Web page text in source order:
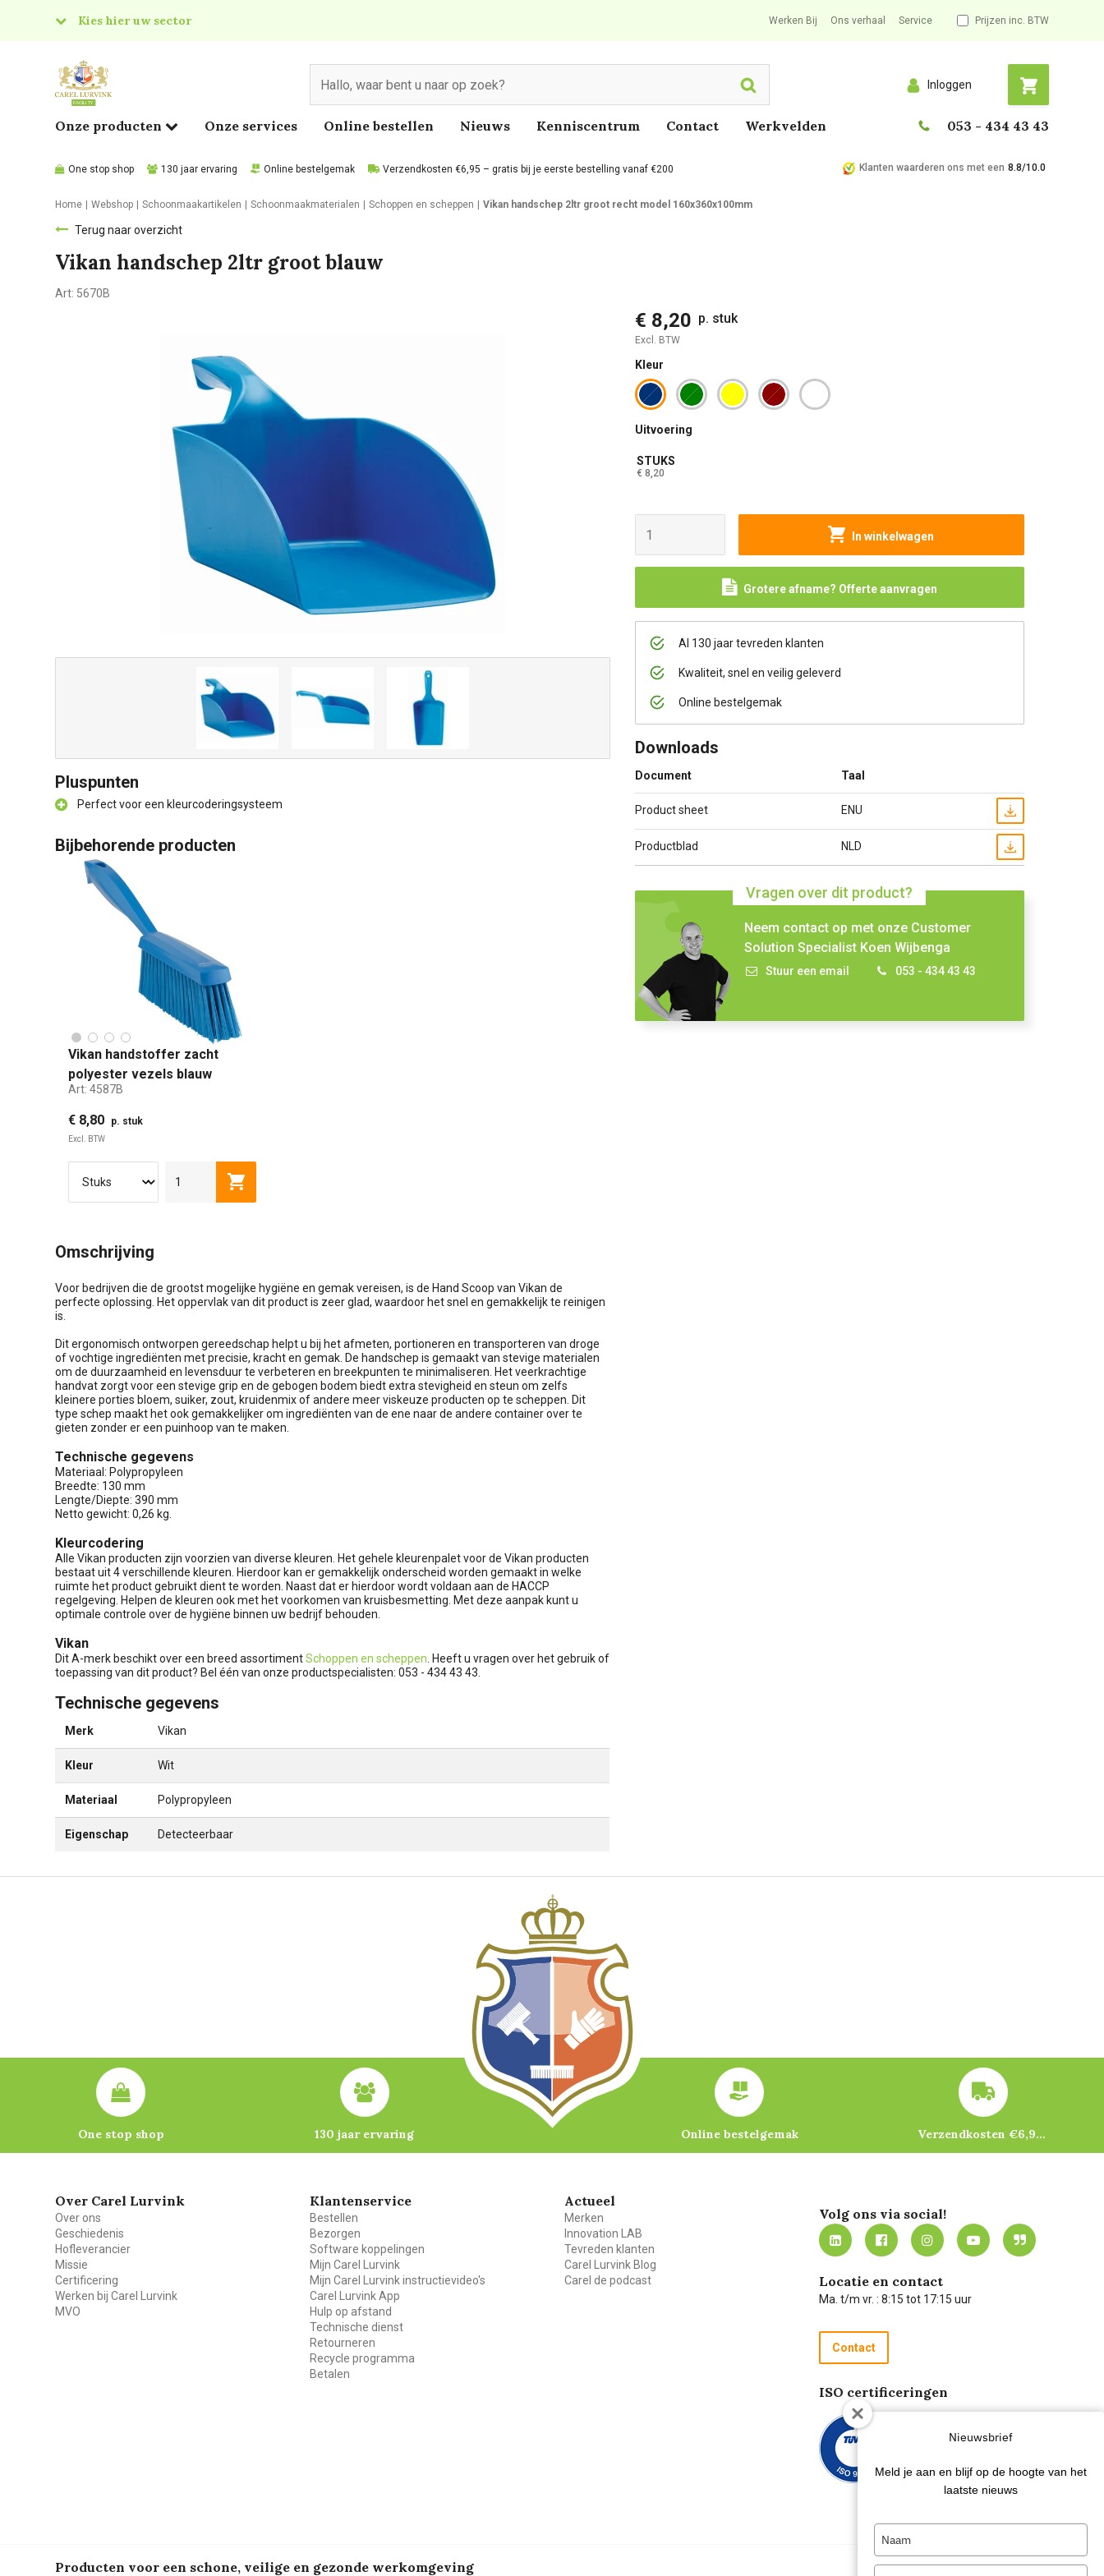
Kies hier uw sector
Food
Werken Bij Ons verhaal Service Prijzen inc. BTW
Search Inloggen
Onze producten Onze services Online bestellen Nieuws Kenniscentrum Contact Werkvelden 053 - 434 43 43
One stop shop 130 jaar ervaring Online bestelgemak Verzendkosten €6,95 – gratis bij je eerste bestelling vanaf €200 Klanten waarderen ons met een 8.8/10.0
Home Webshop Schoonmaakartikelen Schoonmaakmaterialen Schoppen en scheppen Vikan handschep 2ltr groot recht model 160x360x100mm
Terug naar overzicht
Vikan handschep 2ltr groot blauw
Art: 5670B
€ 8,20 p. stuk
Excl. BTW
Kleur
Uitvoering
STUKS
€ 8,20
In winkelwagen
Grotere afname? Offerte aanvragen
Al 130 jaar tevreden klanten
Kwaliteit, snel en veilig geleverd
Online bestelgemak
Downloads
Document Taal
Product sheet ENU
Productblad NLD
Vragen over dit product?
Neem contact op met onze Customer
Solution Specialist Koen Wijbenga
Stuur een email 053 - 434 43 43
Pluspunten
Perfect voor een kleurcoderingsysteem
Bijbehorende producten
Vikan handstoffer zacht
polyester vezels blauw
Art: 4587B
€ 8,80 p. stuk
Excl. BTW
Toevoegen aan winkelwagen
Omschrijving
Voor bedrijven die de grootst mogelijke hygiëne en gemak vereisen, is de Hand Scoop van Vikan de
perfecte oplossing. Het oppervlak van dit product is zeer glad, waardoor het snel en gemakkelijk te reinigen
is.
Dit ergonomisch ontworpen gereedschap helpt u bij het afmeten, portioneren en transporteren van droge
of vochtige ingrediënten met precisie, kracht en gemak. De handschep is gemaakt van stevige materialen
om de duurzaamheid en levensduur te verbeteren en breekpunten te minimaliseren. Het veerkrachtige
handvat zorgt voor een stevige grip en de gebogen bodem biedt extra stevigheid en steun om zelfs
kleinere porties bloem, suiker, zout, kruidenmix of andere meer viskeuze producten op te scheppen. Dit
type schep maakt het ook gemakkelijker om ingrediënten van de ene naar de andere container over te
gieten zonder er een puinhoop van te maken.
Technische gegevens
Materiaal: Polypropyleen
Breedte: 130 mm
Lengte/Diepte: 390 mm
Netto gewicht: 0,26 kg.
Kleurcodering
Alle Vikan producten zijn voorzien van diverse kleuren. Het gehele kleurenpalet voor de Vikan producten
bestaat uit 4 verschillende kleuren. Hierdoor kan er gemakkelijk onderscheid worden gemaakt in welke
ruimte het product gebruikt dient te worden. Naast dat er hierdoor wordt voldaan aan de HACCP
regelgeving. Helpen de kleuren ook met het voorkomen van kruisbesmetting. Met deze aanpak kunt u
optimale controle over de hygiëne binnen uw bedrijf behouden.
Vikan
Dit A-merk beschikt over een breed assortimentSchoppen en scheppen . Heeft u vragen over het gebruik of
toepassing van dit product? Bel één van onze productspecialisten: 053 - 434 43 43.
Technische gegevens
Merk Vikan
Kleur Wit
Materiaal Polypropyleen
Eigenschap Detecteerbaar
One stop shop 130 jaar ervaring Online bestelgemak Verzendkosten €6,95 – gratis bij je eerste bestelling vanaf €200
Over Carel Lurvink
Over ons
Geschiedenis
Hofleverancier
Missie
Certificering
Werken bij Carel Lurvink
MVO
Klantenservice
Bestellen
Bezorgen
Software koppelingen
Mijn Carel Lurvink
Mijn Carel Lurvink instructievideo's
Carel Lurvink App
Hulp op afstand
Technische dienst
Retourneren
Recycle programma
Betalen
Actueel
Merken
Innovation LAB
Tevreden klanten
Carel Lurvink Blog
Carel de podcast
Volg ons via social!
Locatie en contact
Ma. t/m vr. : 8:15 tot 17:15 uur
Contact
ISO certificeringen
Producten voor een schone, veilige en gezonde werkomgeving
Nieuwsbrief
Meld je aan en blijf op de hoogte van het
laatste nieuws
name